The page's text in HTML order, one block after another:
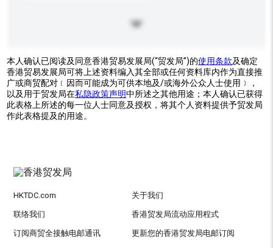
本人确认已阅读及同意香港贸易发展局(“贸发局”)的使用条款及确定
香港贸易发展局可将上述资料编入其全部或任何资料库内作为直接推
广或商贸配对﹝因而可能成为可供本地及/或海外公众人士使用﹞，
以及用于贸发局在私隐政策声明中所述之其他用途；本人确认已获得
此表格上所述的每一位人士同意及授权，将其个人资料提供予贸发局
作此表格提及的用途。
HKTDC.com 关于我们
联络我们 香港贸发局流动应用程式
订阅商贸全接触电邮通讯 更新您的香港贸发局电邮订阅